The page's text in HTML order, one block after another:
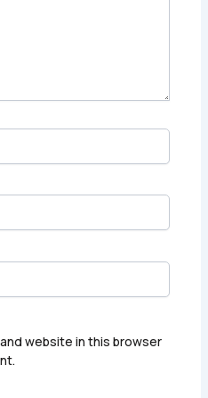
website in this browser